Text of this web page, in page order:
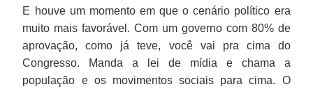
E houve um momento em que o cenário político era
muito mais favorável. Com um governo com 80% de
aprovação, como já teve, você vai pra cima do
Congresso. Manda a lei de mídia e chama a
população e os movimentos sociais para cima. O